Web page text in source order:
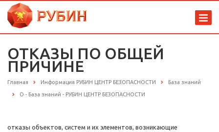
ОТКАЗЫ ПО ОБЩЕЙ
ПРИЧИНЕ
Главная Информация РУБИН ЦЕНТР БЕЗОПАСНОСТИ База знаний
О - База знаний - РУБИН ЦЕНТР БЕЗОПАСНОСТИ
отказы объектов, систем и их элементов, возникающие